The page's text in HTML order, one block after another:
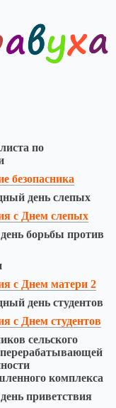
по
безопасника
день слепых
с Днем слепых
борьбы против
с Днем матери 2
день студентов
с Днем студентов
сельского
перерабатывающей
комплекса
приветствия